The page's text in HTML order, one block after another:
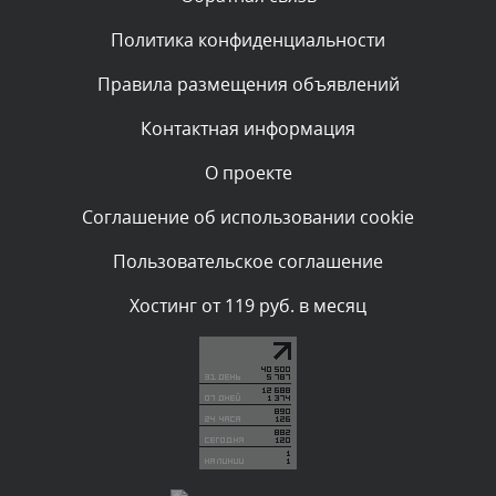
Комментарий проверяется
администратором.
Комментарий проверяется
администратором.
Комментарий проверяется
Текст комментария будет виден после проверки
Комментарий проверяется
Текст комментария будет виден после проверки
администратором.
Политика конфиденциальности
Правила размещения объявлений
Контактная информация
О проекте
Соглашение об использовании cookie
Пользовательское соглашение
Хостинг от 119 руб. в месяц